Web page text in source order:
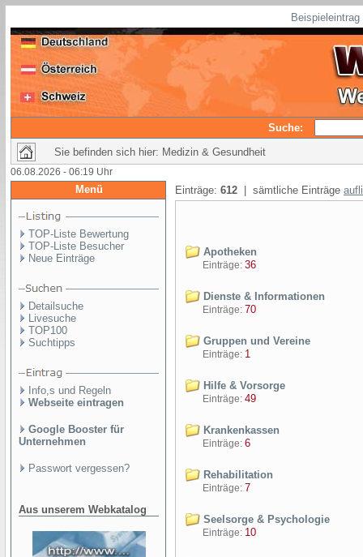
Suche:
Sie befinden sich hier: Medizin & Gesundheit
06.08.2026 - 06:19 Uhr
Menü
TOP-Liste Bewertung
TOP-Liste Besucher
Neue Einträge
Detailsuche
Livesuche
TOP100
Suchtipps
Info,s und Regeln
Webseite eintragen
Google Booster für
Unternehmen
Passwort vergessen?
Aus unserem Webkatalog
Einträge: 612 | sämtliche Einträge
Apotheken
Einträge: 36
Dienste & Informationen
Einträge: 70
Gruppen und Vereine
Einträge: 1
Hilfe & Vorsorge
Einträge: 49
Krankenkassen
Einträge: 6
Rehabilitation
Einträge: 7
Seelsorge & Psychologie
Einträge: 10